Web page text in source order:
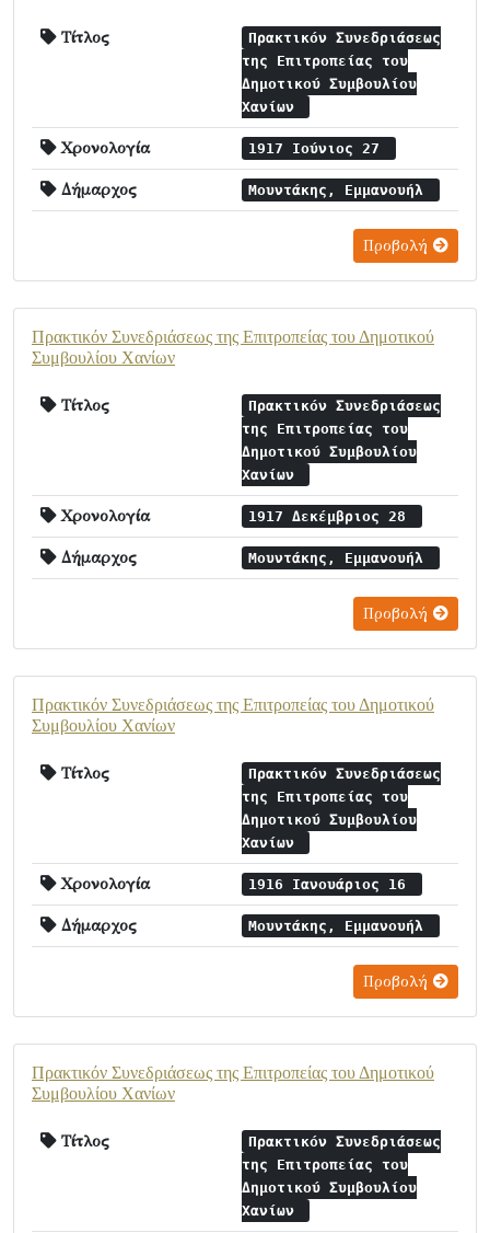
Τίτλος
Πρακτικόν Συνεδριάσεως
της Επιτροπείας του
Δημοτικού Συμβουλίου
Χανίων
Χρονολογία 1917 Ιούνιος 27
Δήμαρχος Μουντάκης, Εμμανουήλ
Προβολή
Πρακτικόν Συνεδριάσεως της Επιτροπείας του Δημοτικού
Συμβουλίου Χανίων
Τίτλος
Πρακτικόν Συνεδριάσεως
της Επιτροπείας του
Δημοτικού Συμβουλίου
Χανίων
Χρονολογία 1917 Δεκέμβριος 28
Δήμαρχος Μουντάκης, Εμμανουήλ
Προβολή
Πρακτικόν Συνεδριάσεως της Επιτροπείας του Δημοτικού
Συμβουλίου Χανίων
Τίτλος
Πρακτικόν Συνεδριάσεως
της Επιτροπείας του
Δημοτικού Συμβουλίου
Χανίων
Χρονολογία 1916 Ιανουάριος 16
Δήμαρχος Μουντάκης, Εμμανουήλ
Προβολή
Πρακτικόν Συνεδριάσεως της Επιτροπείας του Δημοτικού
Συμβουλίου Χανίων
Τίτλος
Πρακτικόν Συνεδριάσεως
της Επιτροπείας του
Δημοτικού Συμβουλίου
Χανίων